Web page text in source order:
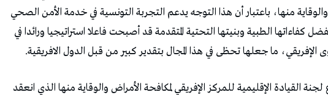
والوقاية منها، باعتبار أن هذا التوجه يدعم التجربة التونسية في خدمة الأمن الصحي
كفاءاتها الطبية وبنيتها التحتية المتقدمة قد أصبحت فاعلا استراتيجيا ورائدا في
الإفريقي، ما جعلها تحظى في هذا المجال بتقدير كبير من قبل الدول الافريقية.
القيادة الإقليمية للمركز الإفريقي لمكافحة الأمراض والوقاية منها الذي انعقد